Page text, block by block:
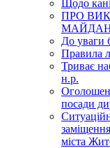
Щодо
ПРО
До уваги
Правила
Триває
н.р.
посади
міста